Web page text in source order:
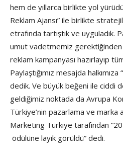
hem de yıllarca birlikte yol
Reklam Ajansı” ile birlikte
etrafında tartıştık ve uyguladık.
umut vadetmemiz gerektiğinden
reklam kampanyası hazırlayıp
Paylaştığımız mesajda
dedik. Ve büyük beğeni ile ciddi
geldiğimiz noktada da Avrupa
Türkiye’nin pazarlama ve marka
Marketing Türkiye tarafından
ödülüne layık görüldü” dedi.